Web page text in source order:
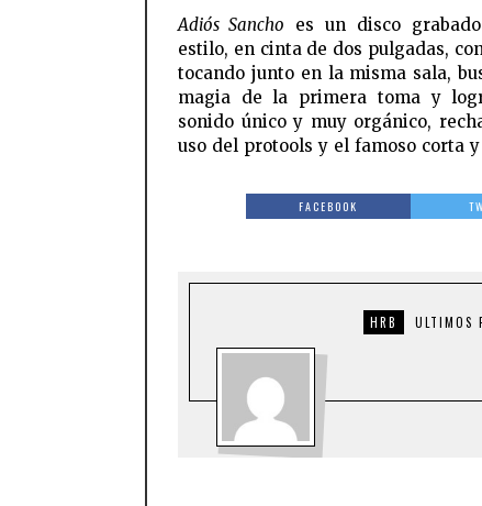
Adiós Sancho es un disco
estilo, en cinta de dos pulgadas,
tocando junto en la misma sala,
magia de la primera toma y
sonido único y muy orgánico,
uso del protools y el famoso corta
FACEBOOK
HRB ULTIMOS